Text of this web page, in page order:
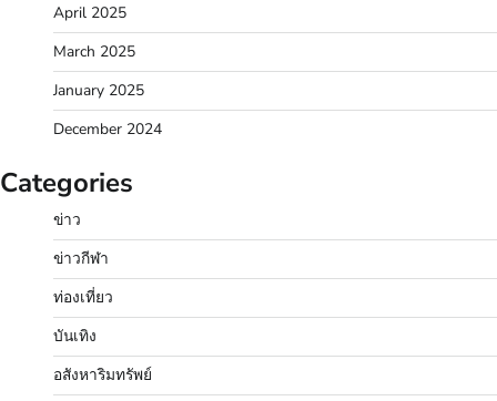
April 2025
March 2025
January 2025
December 2024
Categories
ข่าว
ข่าวกีฬา
ท่องเที่ยว
บันเทิง
อสังหาริมทรัพย์